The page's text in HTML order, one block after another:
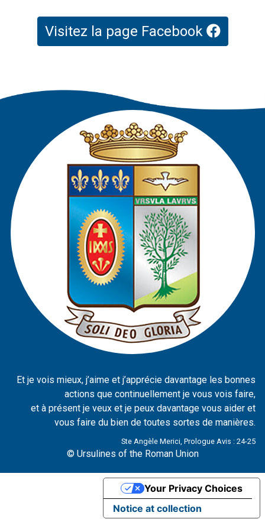
Visitez la page Facebook
Et je vois mieux, j’aime et j’apprécie davantage les bonnes
actions que continuellement je vous vois faire,
et à présent je veux et je peux davantage vous aider et
vous faire du bien de toutes sortes de manières.
Ste Angèle Merici, Prologue Avis : 24-25
© Ursulines of the Roman Union
Notice at collection
Your Privacy Choices